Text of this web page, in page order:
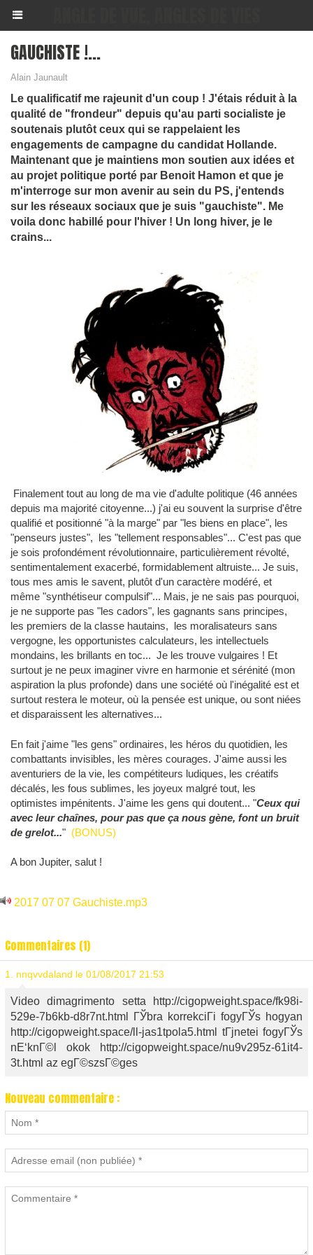
GAUCHISTE !...
Alain Jaunault
Le qualificatif me rajeunit d'un coup ! J'étais réduit à la
qualité de "frondeur" depuis qu'au parti socialiste je
soutenais plutôt ceux qui se rappelaient les
engagements de campagne du candidat Hollande.
Maintenant que je maintiens mon soutien aux idées et
au projet politique porté par Benoit Hamon et que je
m'interroge sur mon avenir au sein du PS, j'entends
sur les réseaux sociaux que je suis "gauchiste". Me
voila donc habillé pour l'hiver ! Un long hiver, je le
crains...
Finalement tout au long de ma vie d'adulte politique (46 années
depuis ma majorité citoyenne...) j'ai eu souvent la surprise d'être
qualifié et positionné "à la marge" par "les biens en place", les
"penseurs justes", les "tellement responsables"... C'est pas que
je sois profondément révolutionnaire, particulièrement révolté,
sentimentalement exacerbé, formidablement altruiste... Je suis,
tous mes amis le savent, plutôt d'un caractère modéré, et
même "synthétiseur compulsif"... Mais, je ne sais pas pourquoi,
je ne supporte pas "les cadors", les gagnants sans principes,
les premiers de la classe hautains, les moralisateurs sans
vergogne, les opportunistes calculateurs, les intellectuels
mondains, les brillants en toc... Je les trouve vulgaires ! Et
surtout je ne peux imaginer vivre en harmonie et sérénité (mon
aspiration la plus profonde) dans une société où l'inégalité est et
surtout restera le moteur, où la pensée est unique, ou sont niées
et disparaissent les alternatives...
En fait j'aime "les gens" ordinaires, les héros du quotidien, les
combattants invisibles, les mères courages. J'aime aussi les
aventuriers de la vie, les compétiteurs ludiques, les créatifs
décalés, les fous sublimes, les joyeux malgré tout, les
optimistes impénitents. J'aime les gens qui doutent... "Ceux qui
avec leur chaînes, pour pas que ça nous gène, font un bruit
de grelot..." (BONUS)
A bon Jupiter, salut !
2017 07 07 Gauchiste.mp3
Commentaires (1)
1. nnqvvdaland le 01/08/2017 21:53
Video dimagrimento setta http://cigopweight.space/fk98i-
529e-7b6kb-d8r7nt.html ГЎbra korrekciГі fogyГЎs hogyan
http://cigopweight.space/ll-jas1tpola5.html tГјnetei fogyГЎs
nЕ‘knГ©l okok http://cigopweight.space/nu9v295z-61it4-
3t.html az egГ©szsГ©ges
Nouveau commentaire :